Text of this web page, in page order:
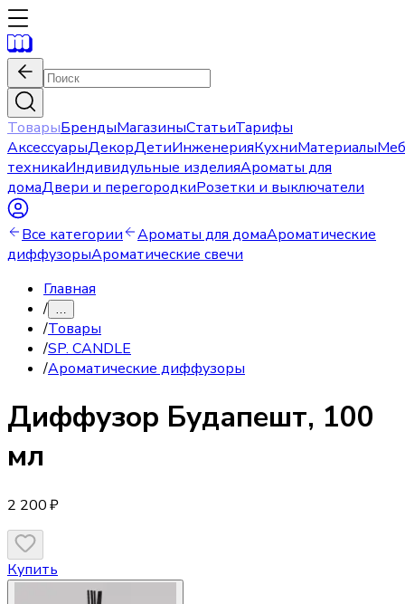
ТоварыБрендыМагазиныСтатьиТарифы
АксессуарыДекорДетиИнженерияКухниМатериалы
техникаИндивидульные изделияАроматы для
домаДвери и перегородкиРозетки и выключатели
Все категории Ароматы для домаАроматические
диффузорыАроматические свечи
Главная
/ …
/Товары
/SP. CANDLE
/Ароматические диффузоры
Диффузор Будапешт, 100
мл
2 200 ₽
Купить